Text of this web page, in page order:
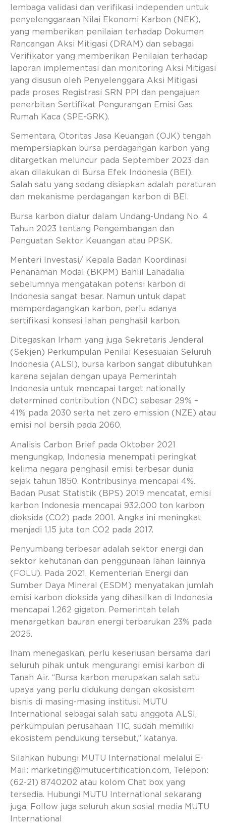
lembaga validasi dan verifikasi independen untuk
penyelenggaraan Nilai Ekonomi Karbon (NEK),
yang memberikan penilaian terhadap Dokumen
Rancangan Aksi Mitigasi (DRAM) dan sebagai
Verifikator yang memberikan Penilaian terhadap
laporan implementasi dan monitoring Aksi Mitigasi
yang disusun oleh Penyelenggara Aksi Mitigasi
pada proses Registrasi SRN PPI dan pengajuan
penerbitan Sertifikat Pengurangan Emisi Gas
Rumah Kaca (SPE-GRK).
Sementara, Otoritas Jasa Keuangan (OJK) tengah
mempersiapkan bursa perdagangan karbon yang
ditargetkan meluncur pada September 2023 dan
akan dilakukan di Bursa Efek Indonesia (BEI).
Salah satu yang sedang disiapkan adalah peraturan
dan mekanisme perdagangan karbon di BEI.
Bursa karbon diatur dalam Undang-Undang No. 4
Tahun 2023 tentang Pengembangan dan
Penguatan Sektor Keuangan atau PPSK.
Menteri Investasi/ Kepala Badan Koordinasi
Penanaman Modal (BKPM) Bahlil Lahadalia
sebelumnya mengatakan potensi karbon di
Indonesia sangat besar. Namun untuk dapat
memperdagangkan karbon, perlu adanya
sertifikasi konsesi lahan penghasil karbon.
Ditegaskan Irham yang juga Sekretaris Jenderal
(Sekjen) Perkumpulan Penilai Kesesuaian Seluruh
Indonesia (ALSI), bursa karbon sangat dibutuhkan
karena sejalan dengan upaya Pemerintah
Indonesia untuk mencapai target nationally
determined contribution (NDC) sebesar 29% –
41% pada 2030 serta net zero emission (NZE) atau
emisi nol bersih pada 2060.
Analisis Carbon Brief pada Oktober 2021
mengungkap, Indonesia menempati peringkat
kelima negara penghasil emisi terbesar dunia
sejak tahun 1850. Kontribusinya mencapai 4%.
Badan Pusat Statistik (BPS) 2019 mencatat, emisi
karbon Indonesia mencapai 932.000 ton karbon
dioksida (CO2) pada 2001. Angka ini meningkat
menjadi 1,15 juta ton CO2 pada 2017.
Penyumbang terbesar adalah sektor energi dan
sektor kehutanan dan penggunaan lahan lainnya
(FOLU). Pada 2021, Kementerian Energi dan
Sumber Daya Mineral (ESDM) menyatakan jumlah
emisi karbon dioksida yang dihasilkan di Indonesia
mencapai 1.262 gigaton. Pemerintah telah
menargetkan bauran energi terbarukan 23% pada
2025.
Iham menegaskan, perlu keseriusan bersama dari
seluruh pihak untuk mengurangi emisi karbon di
Tanah Air. “Bursa karbon merupakan salah satu
upaya yang perlu didukung dengan ekosistem
bisnis di masing-masing institusi. MUTU
International sebagai salah satu anggota ALSI,
perkumpulan perusahaan TIC, sudah memiliki
ekosistem pendukung tersebut,” katanya.
Silahkan hubungi MUTU International melalui E-
Mail: marketing@mutucertification.com, Telepon:
(62-21) 8740202 atau kolom Chat box yang
tersedia. Hubungi MUTU International sekarang
juga. Follow juga seluruh akun sosial media MUTU
International